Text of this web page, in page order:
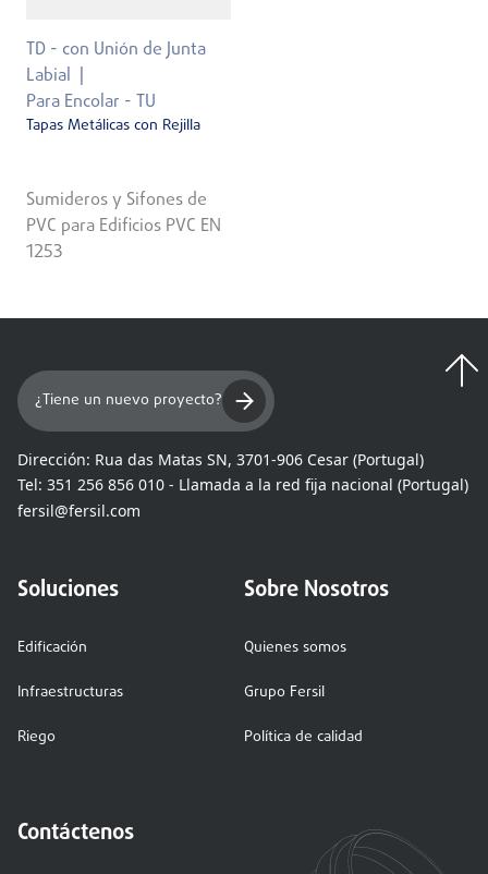
TD - con Unión de Junta
Labial
Para Encolar - TU
Tapas Metálicas con Rejilla
Sumideros y Sifones de
PVC para Edificios PVC EN
1253
¿Tiene un nuevo proyecto?
Dirección: Rua das Matas SN, 3701-906 Cesar (Portugal)
Tel: 351 256 856 010 - Llamada a la red fija nacional (Portugal)
fersil@fersil.com
Soluciones
Edificación
Infraestructuras
Riego
Sobre Nosotros
Quienes somos
Grupo Fersil
Política de calidad
Contáctenos